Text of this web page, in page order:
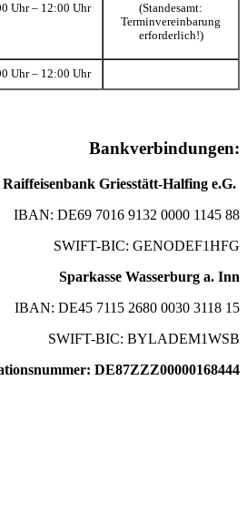
Uhr – 12:00 Uhr
(Standesamt:
Terminvereinbarung
erforderlich!)
Uhr – 12:00 Uhr
Bankverbindungen:
Raiffeisenbank Griesstätt-Halfing e.G.
IBAN: DE69 7016 9132 0000 1145 88
SWIFT-BIC: GENODEF1HFG
Sparkasse Wasserburg a. Inn
IBAN: DE45 7115 2680 0030 3118 15
SWIFT-BIC: BYLADEM1WSB
DE87ZZZ00000168444